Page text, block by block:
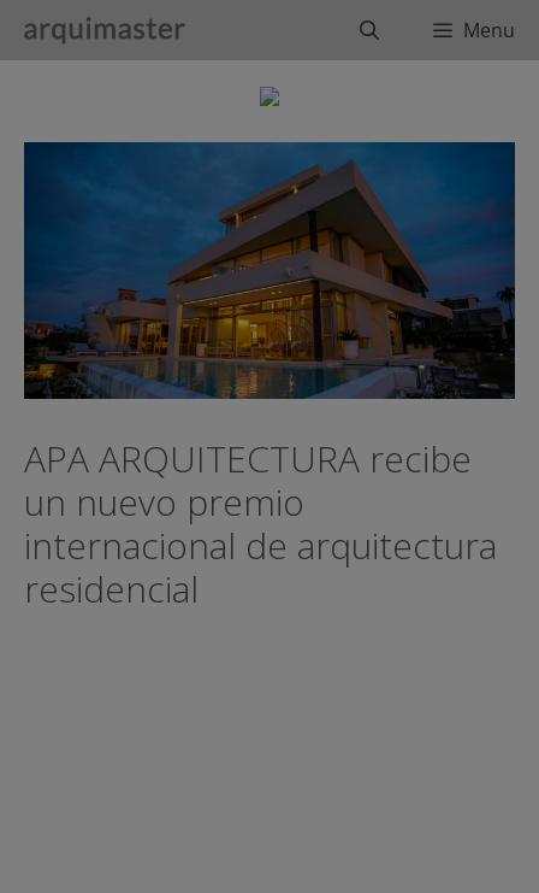
BuscarMenu
APA ARQUITECTURA recibe
un nuevo premio
internacional de arquitectura
residencial